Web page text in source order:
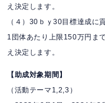
え決定します。
（４）30ｂｙ30目標達成に
1団体あたり上限150万円ま
え決定します。
【助成対象期間】
（活動テーマ1,2,3）